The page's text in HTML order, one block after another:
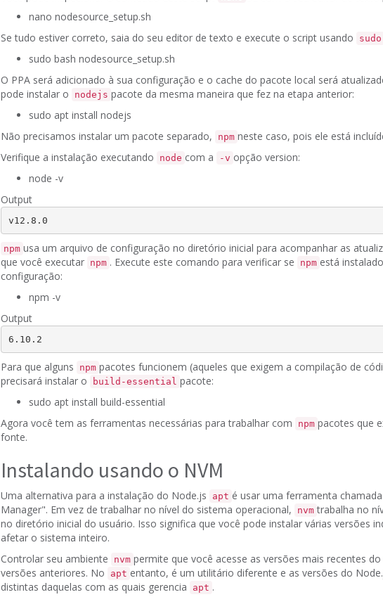
nano nodesource_setup.sh
Se tudo estiver correto, saia do seu editor de texto e execute o script usando
sudo
sudo bash nodesource_setup.sh
O PPA será adicionado à sua configuração e o cache do pacote local será
pode instalar o
nodejs pacote da mesma maneira que fez na etapa anterior:
sudo apt install nodejs
Não precisamos instalar um pacote separado,
npm neste caso, pois ele está
Verifique a instalação executando
node com a -v opção version:
node -v
Output
v12.8.0
npm usa um arquivo de configuração no diretório inicial para acompanhar as
que você executar npm . Execute este comando para verificar se npm está
configuração:
npm -v
Output
6.10.2
Para que alguns npm pacotes funcionem (aqueles que exigem a compilação de
precisará instalar o
build-essential pacote:
sudo apt install build-essential
Agora você tem as ferramentas necessárias para trabalhar com
npm pacotes que
fonte.
Instalando usando o NVM
Uma alternativa para a instalação do Node.js apt é usar uma ferramenta chamada
Manager". Em vez de trabalhar no nível do sistema operacional, nvm trabalha no
no diretório inicial do usuário. Isso significa que você pode instalar várias versões
afetar o sistema inteiro.
Controlar seu ambiente
nvm permite que você acesse as versões mais recentes
versões anteriores. No apt entanto, é um utilitário diferente e as versões do
distintas daquelas com as quais gerencia
apt .